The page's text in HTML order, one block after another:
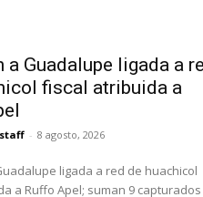
a Guadalupe ligada a
fiscal atribuida a
staff - 8 agosto, 2026
ligada a red de huachicol
a Ruffo Apel; suman 9